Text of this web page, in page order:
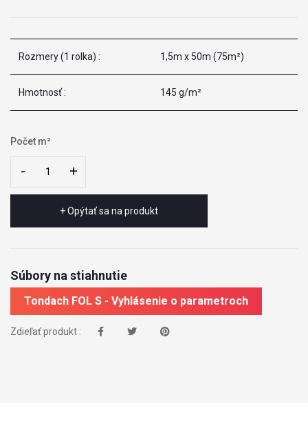
Rozmery (1 rolka) : 1,5m x 50m (75m²)
Hmotnosť : 145 g/m²
Počet m²
- +
- +
+ Opýtať sa na produkt
Súbory na stiahnutie
Tondach FOL S - Vyhlásenie o parametroch
Zdieľať produkt :